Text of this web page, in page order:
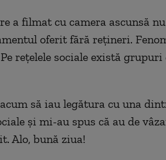
a filmat cu camera ascunsă
oferit fără rețineri.
rețelele sociale există grupuri
să iau legătura cu una
și mi-au spus că au de
Alo, bună ziua!